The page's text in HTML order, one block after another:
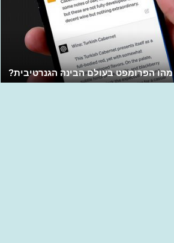
מהו הפרומפט בעולם הבינה הגנרטיבית?